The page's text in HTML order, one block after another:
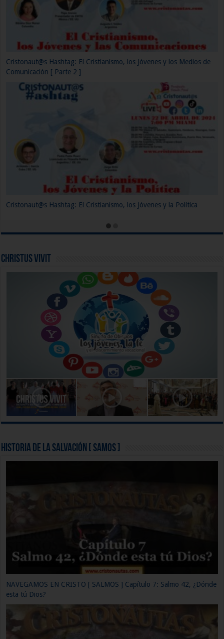
La Tecnología, un problema para los jóvenes.
¿Hay alguna relación entre el Joven, la Música y la Iglesia?
Christus Vivit
Historia de la Salvación [ Samos ]
NAVEGAMOS EN CRISTO [ SALMOS ] Capítulo 10: Salmo 65, Los
motivos de la alabanza